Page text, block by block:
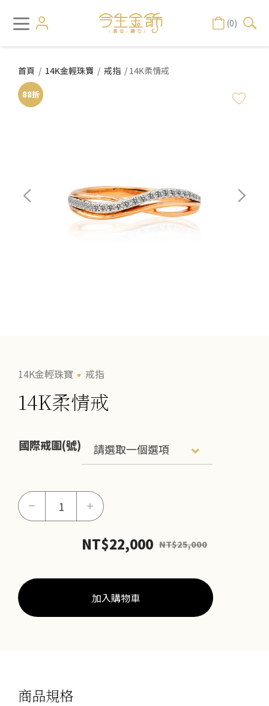
(0)
首頁 / 14K金輕珠寶 / 戒指 / 14K柔情戒
88折
14K金輕珠寶 戒指
14K柔情戒
國際戒圍(號)
－
量
＋
NT$22,000 NT$25,000
加入購物車
商品規格